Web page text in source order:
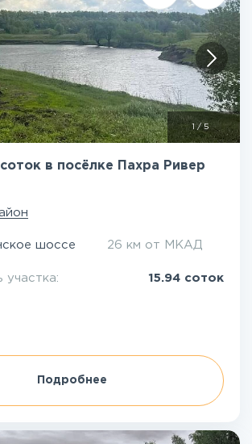
/5
в посёлке Пахра Ривер
шоссе 26 км от МКАД
участка: 15.94 соток
Подробнее